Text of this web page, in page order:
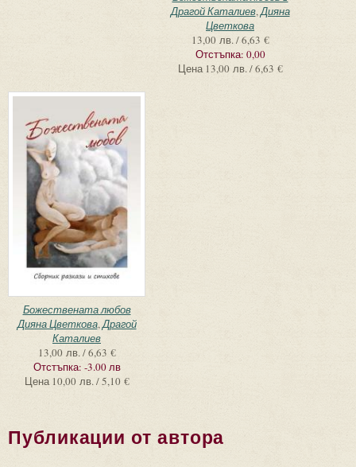
Драгой Каталиев,Дияна
Цветкова
13,00 лв. / 6,63 €
Отстъпка: 0,00
Цена 13,00 лв. / 6,63 €
Божествената любов
Дияна Цветкова,Драгой
Каталиев
13,00 лв. / 6,63 €
Отстъпка: -3.00 лв
Цена 10,00 лв. / 5,10 €
Публикации от автора